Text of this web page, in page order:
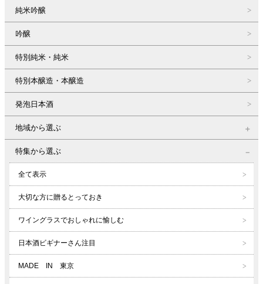
純米吟醸
吟醸
特別純米・純米
特別本醸造・本醸造
発泡日本酒
地域から選ぶ
特集から選ぶ
全て表示
大切な方に贈るとっておき
ワイングラスでおしゃれに愉しむ
日本酒ビギナーさん注目
MADE IN 東京